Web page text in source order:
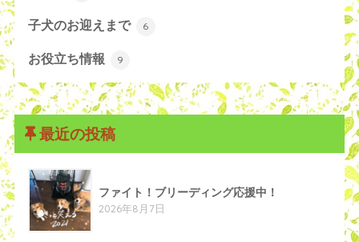
子犬のお迎えまで 6
お役立ち情報 9
最近の投稿
ファイト！ブリーディング応援中！
2026年8月7日